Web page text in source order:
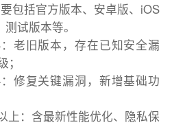
包括官方版本、安卓版、iOS
试版本等。
老旧版本，存在已知安全漏
修复关键漏洞，新增基础功
上：含最新性能优化、隐私保